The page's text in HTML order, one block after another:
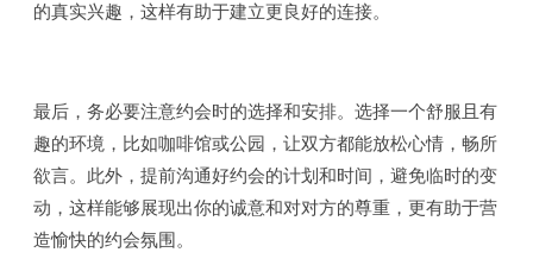
的真实兴趣，这样有助于建立更良好的连接。
最后，务必要注意约会时的选择和安排。选择一个舒服且有
趣的环境，比如咖啡馆或公园，让双方都能放松心情，畅所
欲言。此外，提前沟通好约会的计划和时间，避免临时的变
动，这样能够展现出你的诚意和对对方的尊重，更有助于营
造愉快的约会氛围。